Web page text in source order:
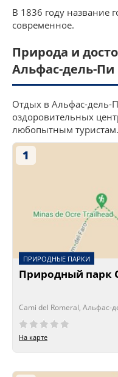
В 1836 году название
современное.
Природа и
Альфас-дель-Пи
Отдых в Альфас-дель-
оздоровительных
любопытным туристам.
1
ПРИРОДНЫЕ ПАРКИ
Природный парк
Cami del Romeral, Альфас-
На карте